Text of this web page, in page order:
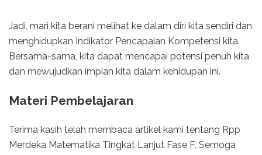
Jadi, mari kita berani melihat ke dalam diri kita sendiri dan
menghidupkan Indikator Pencapaian Kompetensi kita.
Bersama-sama, kita dapat mencapai potensi penuh kita
dan mewujudkan impian kita dalam kehidupan ini.
Materi Pembelajaran
Terima kasih telah membaca artikel kami tentang Rpp
Merdeka Matematika Tingkat Lanjut Fase F. Semoga